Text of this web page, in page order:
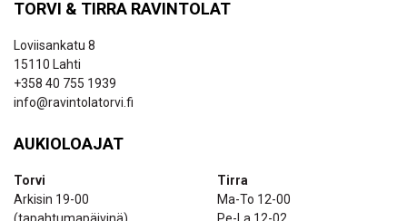
TORVI & TIRRA RAVINTOLAT
Loviisankatu 8
15110 Lahti
+358 40 755 1939
info@ravintolatorvi.fi
AUKIOLOAJAT
Torvi
Arkisin 19-00
Tirra
Ma-To 12-00